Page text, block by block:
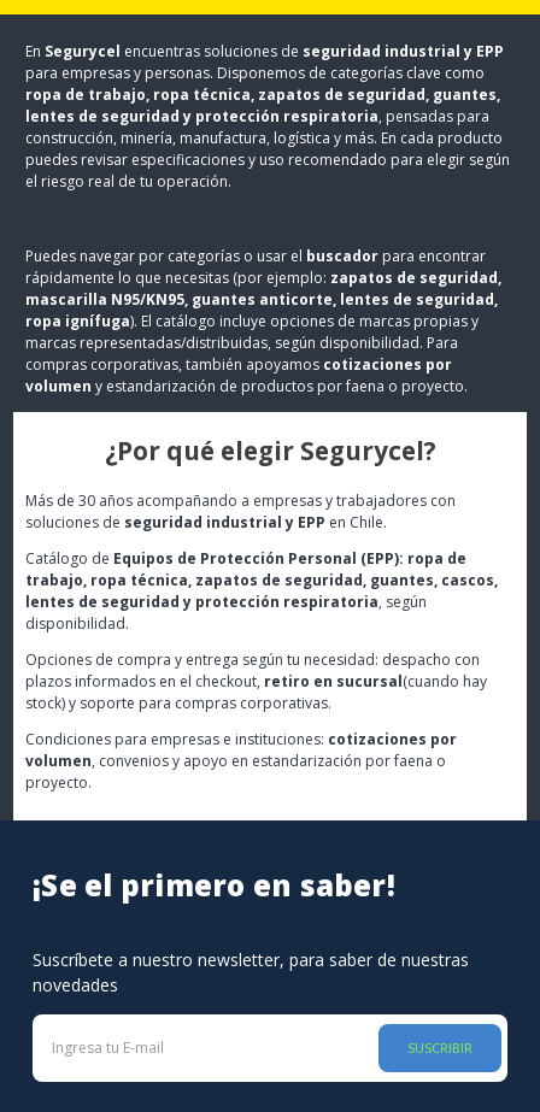
En Segurycel encuentras soluciones de seguridad industrial y EPP
para empresas y personas. Disponemos de categorías clave como
ropa de trabajo, ropa técnica, zapatos de seguridad, guantes,
lentes de seguridad y protección respiratoria, pensadas para
construcción, minería, manufactura, logística y más. En cada producto
puedes revisar especificaciones y uso recomendado para elegir según
el riesgo real de tu operación.
Puedes navegar por categorías o usar el buscador para encontrar
rápidamente lo que necesitas (por ejemplo: zapatos de seguridad,
mascarilla N95/KN95, guantes anticorte, lentes de seguridad,
ropa ignífuga). El catálogo incluye opciones de marcas propias y
marcas representadas/distribuidas, según disponibilidad. Para
compras corporativas, también apoyamos cotizaciones por
volumen y estandarización de productos por faena o proyecto.
¿Por qué elegir Segurycel?
Más de 30 años acompañando a empresas y trabajadores con
soluciones de seguridad industrial y EPP en Chile.
Catálogo de Equipos de Protección Personal (EPP): ropa de
trabajo, ropa técnica, zapatos de seguridad, guantes, cascos,
lentes de seguridad y protección respiratoria, según
disponibilidad.
Opciones de compra y entrega según tu necesidad: despacho con
plazos informados en el checkout, retiro en sucursal(cuando hay
stock) y soporte para compras corporativas.
Condiciones para empresas e instituciones: cotizaciones por
volumen, convenios y apoyo en estandarización por faena o
proyecto.
¡Se el primero en saber!
Suscríbete a nuestro newsletter, para saber de nuestras
novedades
SUSCRIBIR